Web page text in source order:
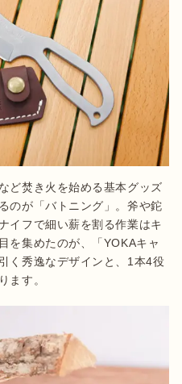
ど焚き火を始める基本グッズ
のが「バトニング」。斧や鉈
イフで細い薪を割る作業はキ
を集めたのが、「YOKAキャ
く秀逸なデザインと、1本4役
ます。